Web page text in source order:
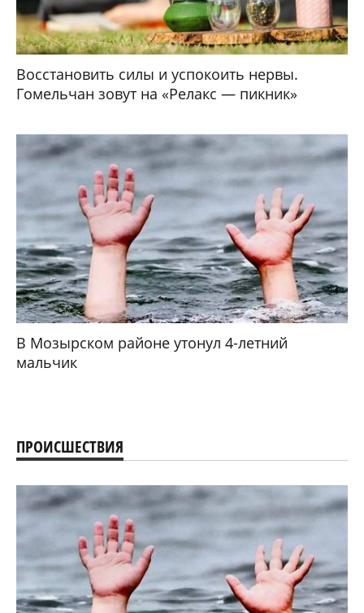
Восстановить силы и успокоить нервы.
Гомельчан зовут на «Релакс — пикник»
В Мозырском районе утонул 4-летний
мальчик
ПРОИСШЕСТВИЯ